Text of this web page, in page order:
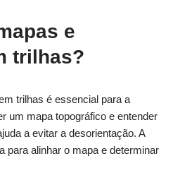
e
trilhas?
trilhas é essencial para a
um mapa topográfico e entender
a evitar a desorientação. A
para alinhar o mapa e determinar